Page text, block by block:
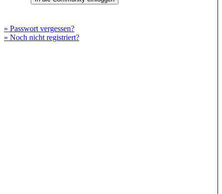
» Passwort vergessen?
» Noch nicht registriert?